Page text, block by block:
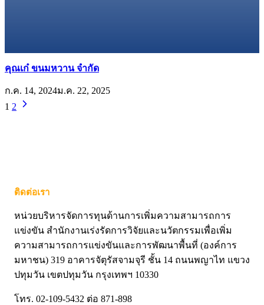
คุณเก๋ ขนมหวาน จำกัด
ก.ค. 14, 2024ม.ค. 22, 2025
1 2
ติดต่อเรา
หน่วยบริหารจัดการทุนด้านการเพิ่มความสามารถการ
แข่งขัน สำนักงานเร่งรัดการวิจัยและนวัตกรรมเพื่อเพิ่ม
ความสามารถการแข่งขันและการพัฒนาพื้นที่ (องค์การ
มหาชน) 319 อาคารจัตุรัสจามจุรี ชั้น 14 ถนนพญาไท แขวง
ปทุมวัน เขตปทุมวัน กรุงเทพฯ 10330
โทร. 02-109-5432 ต่อ 871-898